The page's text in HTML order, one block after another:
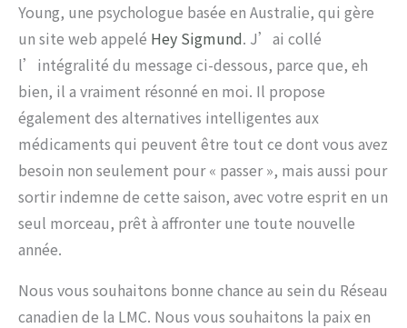
Young, une psychologue basée en Australie, qui gère
un site web appelé Hey Sigmund. J’ai collé
l’intégralité du message ci-dessous, parce que, eh
bien, il a vraiment résonné en moi. Il propose
également des alternatives intelligentes aux
médicaments qui peuvent être tout ce dont vous avez
besoin non seulement pour « passer », mais aussi pour
sortir indemne de cette saison, avec votre esprit en un
seul morceau, prêt à affronter une toute nouvelle
année.
Nous vous souhaitons bonne chance au sein du Réseau
canadien de la LMC. Nous vous souhaitons la paix en